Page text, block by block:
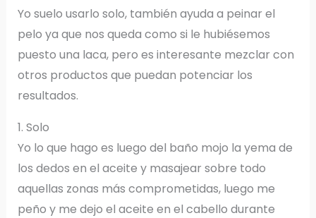
Yo suelo usarlo solo, también ayuda a peinar el
pelo ya que nos queda como si le hubiésemos
puesto una laca, pero es interesante mezclar con
otros productos que puedan potenciar los
resultados.
1. Solo
Yo lo que hago es luego del baño mojo la yema de
los dedos en el aceite y masajear sobre todo
aquellas zonas más comprometidas, luego me
peño y me dejo el aceite en el cabello durante